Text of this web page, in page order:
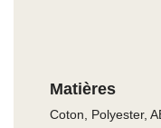
Matières
Coton, Polyester,